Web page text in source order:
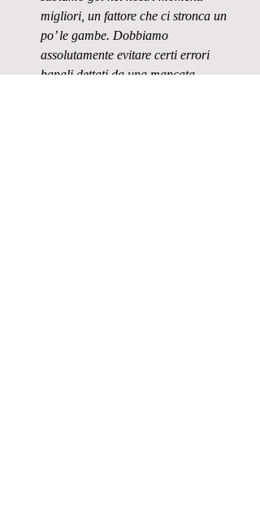
migliori, un fattore che ci stronca un
po’ le gambe. Dobbiamo
assolutamente evitare certi errori
banali dettati da una mancata